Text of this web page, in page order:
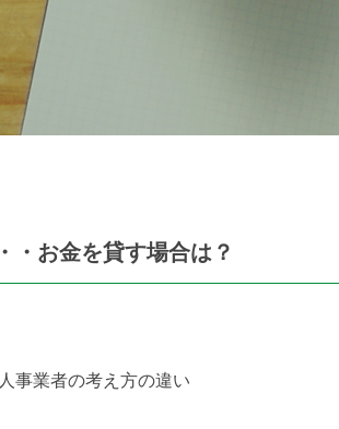
・お金を貸す場合は？
事業者の考え方の違い